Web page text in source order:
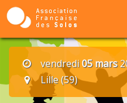
vendredi05 mars
Lille (59)